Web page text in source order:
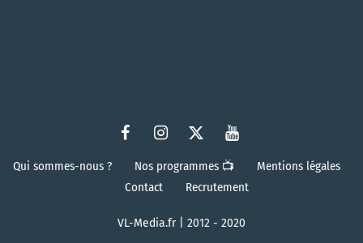
Qui sommes-nous ? Nos programmes 📺
Mentions légales
Contact
Recrutement
VL-Media.fr | 2012 - 2020